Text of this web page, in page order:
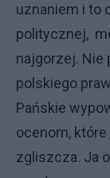
uznaniem i to
politycznej,
najgorzej. Nie
polskiego
Pańskie
ocenom,
zgliszcza. Ja